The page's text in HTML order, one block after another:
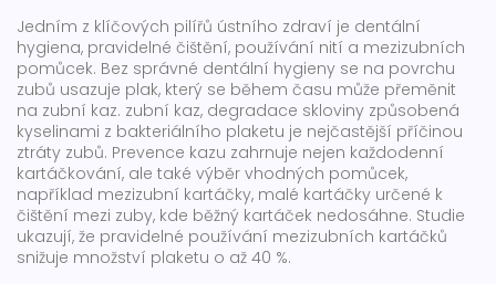
Jedním z klíčových pilířů ústního zdraví je dentální
hygiena, pravidelné čištění, používání nití a mezizubních
pomůcek. Bez správné dentální hygieny se na povrchu
zubů usazuje plak, který se během času může přeměnit
na zubní kaz. zubní kaz, degradace skloviny způsobená
kyselinami z bakteriálního plaketu je nejčastější příčinou
ztráty zubů. Prevence kazu zahrnuje nejen každodenní
kartáčkování, ale také výběr vhodných pomůcek,
například mezizubní kartáčky, malé kartáčky určené k
čištění mezi zuby, kde běžný kartáček nedosáhne. Studie
ukazují, že pravidelné používání mezizubních kartáčků
snižuje množství plaketu o až 40 %.